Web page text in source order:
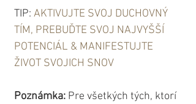
TIP: AKTIVUJTE SVOJ DUCHOVNÝ
TÍM, PREBUĎTE SVOJ NAJVYŠŠÍ
POTENCIÁL & MANIFESTUJTE
ŽIVOT SVOJICH SNOV
Poznámka: Pre všetkých tých, ktorí